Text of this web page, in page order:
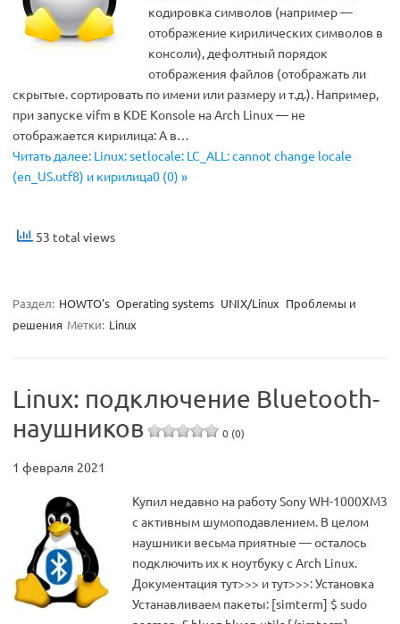
кодировка символов (например —
отображение кирилических символов в
консоли), дефолтный порядок
отображения файлов (отображать ли
скрытые. сортировать по имени или размеру и т.д.). Например,
при запуске vifm в KDE Konsole на Arch Linux — не
отображается кирилица: А в…
Читать далее: Linux: setlocale: LC_ALL: cannot change locale
(en_US.utf8) и кирилица0 (0) »
53 total views
Раздел: HOWTO's Operating systems UNIX/Linux Проблемы и
решения Метки: Linux
Linux: подключение Bluetooth-
наушников
0 (0)
1 февраля 2021
Купил недавно на работу Sony WH-1000XM3
с активным шумоподавлением. В целом
наушники весьма приятные — осталось
подключить их к ноутбуку с Arch Linux.
Документация тут>>> и тут>>>: Установка
Устанавливаем пакеты: [simterm] $ sudo